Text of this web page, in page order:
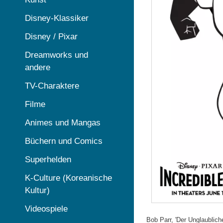
Bob Parr, 'Der
Disney-Klassiker
Disney / Pixar
Dreamworks und
andere
TV-Charaktere
Filme
Animes und Mangas
Büchern und Comics
Superhelden
K-Culture (Koreanische
Kultur)
Videospiele